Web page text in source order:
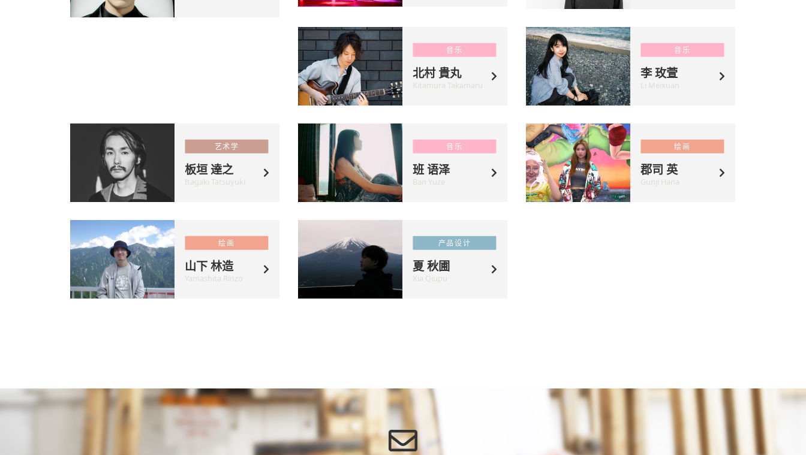
音乐
北村 貴丸
Kitamura Takamaru
音乐
李 玫萱
Li Meixuan
艺术学
板垣 達之
Itagaki Tatsuyuki
音乐
班 语泽
Ban Yuze
绘画
郡司 英
Gunji Hana
绘画
山下 林造
Yamashita Rinzo
产品设计
夏 秋圃
Xia Qiupu